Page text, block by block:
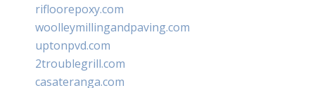
rifloorepoxy.com
woolleymillingandpaving.com
uptonpvd.com
2troublegrill.com
casateranga.com